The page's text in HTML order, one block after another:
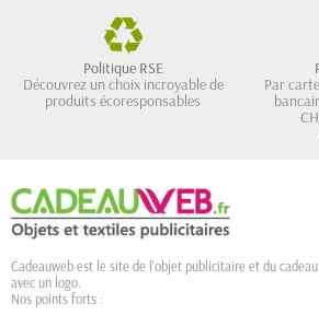
Politique RSE
Découvrez un choix incroyable de
produits écoresponsables
Par
Cadeauweb est le site de l'objet publicitaire et du
avec un logo.
Nos points forts :